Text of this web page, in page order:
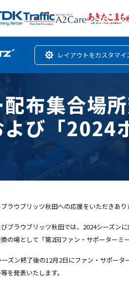
レイアウトをカスタマイ
配布集合場
び「2024
ラウブリッツ秋田への応援をいただきあり
ブラウブリッツ秋田では、2024シーズン
の場として「第2回ファン・サポーターミ
ーズン終了後の12月2日にファン・サポー
を発表いたします。